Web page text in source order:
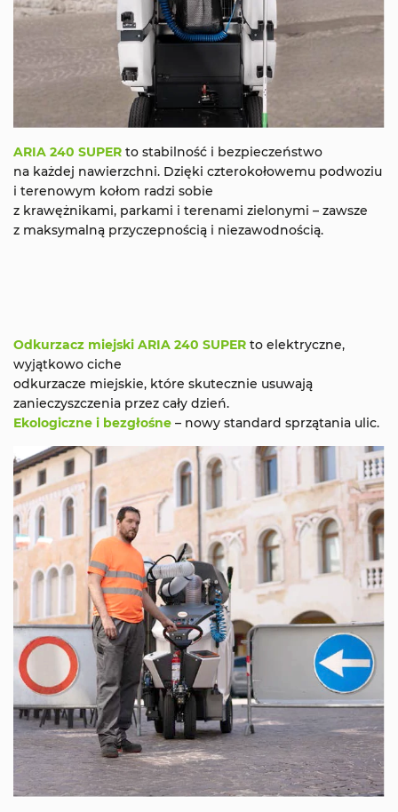
ARIA 240 SUPER to stabilność i bezpieczeństwo
na każdej nawierzchni. Dzięki czterokołowemu podwoziu
i terenowym kołom radzi sobie
z krawężnikami, parkami i terenami zielonymi – zawsze
z maksymalną przyczepnością i niezawodnością.
Odkurzacz miejski ARIA 240 SUPER to elektryczne,
wyjątkowo ciche
odkurzacze miejskie, które skutecznie usuwają
zanieczyszczenia przez cały dzień.
Ekologiczne i bezgłośne – nowy standard sprzątania ulic.